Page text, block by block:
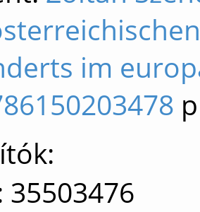
im
35503476